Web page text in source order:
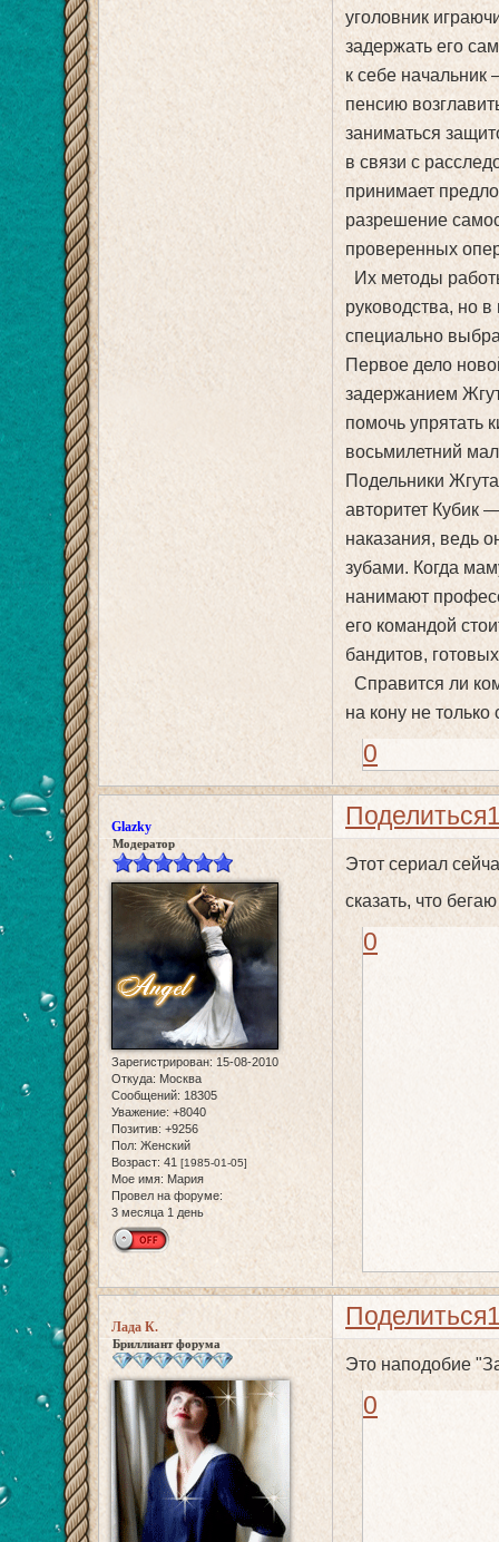
уголовник
задержать его
к себе начальник
пенсию
заниматься
в связи с
принимает
разрешение
проверенных
Их методы
руководства, но
специально
Первое дело
задержанием
помочь упрятать
восьмилетний
Подельники
авторитет Кубик
наказания, ведь
зубами. Когда
нанимают
его командой
бандитов,
Справится ли
на кону не
0
Поделиться
Glazky
Модератор
Зарегистрирован: 15-08-2010
Откуда: Москва
Сообщений: 18305
Уважение: +8040
Позитив: +9256
Пол: Женский
Возраст: 41 [1985-01-05]
Мое имя: Мария
Провел на форуме:
3 месяца 1 день
Этот сериал
сказать, что
0
Поделиться
Лада К.
Бриллиант форума
Это наподобие
0